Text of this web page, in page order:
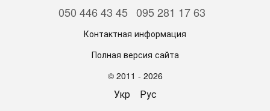
050 446 43 45 095 281 17 63
Контактная информация
Полная версия сайта
© 2011 - 2026
Укр Рус